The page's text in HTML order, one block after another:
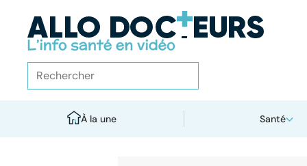
À la une Santé